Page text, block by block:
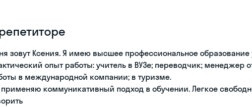
зовут Ксения. Я имею высшее профессиональное образование
опыт работы: учитель в ВУЗе; переводчик; менеджер
в международной компании; в туризме.
применяю коммуникативный подход в обучении. Легкое